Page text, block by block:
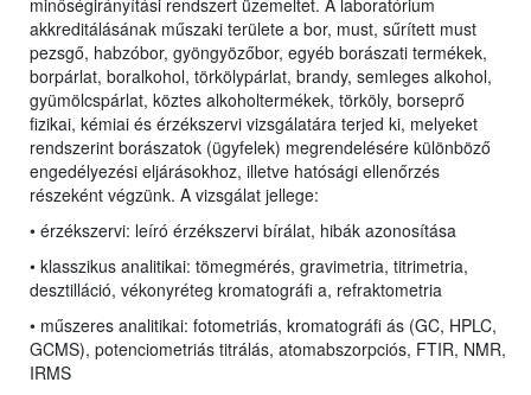
minőségirányítási rendszert üzemeltet. A laboratórium
akkreditálásának műszaki területe a bor, must, sűrített must
pezsgő, habzóbor, gyöngyözőbor, egyéb borászati termékek,
borpárlat, boralkohol, törkölypárlat, brandy, semleges alkohol,
gyümölcspárlat, köztes alkoholtermékek, törköly, borseprő
fizikai, kémiai és érzékszervi vizsgálatára terjed ki, melyeket
rendszerint borászatok (ügyfelek) megrendelésére különböző
engedélyezési eljárásokhoz, illetve hatósági ellenőrzés
részeként végzünk. A vizsgálat jellege:
• érzékszervi: leíró érzékszervi bírálat, hibák azonosítása
• klasszikus analitikai: tömegmérés, gravimetria, titrimetria,
desztilláció, vékonyréteg kromatográfi a, refraktometria
• műszeres analitikai: fotometriás, kromatográfi ás (GC, HPLC,
GCMS), potenciometriás titrálás, atomabszorpciós, FTIR, NMR,
IRMS